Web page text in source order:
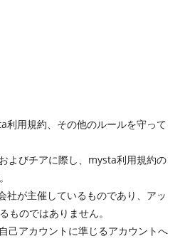
利用規約、その他のルールを守って
よびチアに際し、mysta利用規約の
社が主催しているものであり、アッ
ものではありません。
己アカウントに準じるアカウントへ